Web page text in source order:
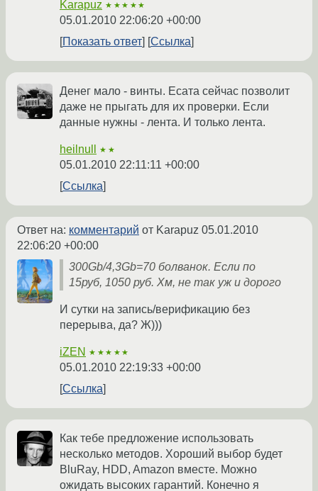
Karapuz ★★★★★
05.01.2010 22:06:20 +00:00
Показать ответ
Ссылка
Денег мало - винты. Есата сейчас позволит
даже не прыгать для их проверки. Если
данные нужны - лента. И только лента.
heilnull ★★
05.01.2010 22:11:11 +00:00
Ссылка
Ответ на: комментарий от Karapuz 05.01.2010
22:06:20 +00:00
300Gb/4,3Gb=70 болванок. Если по
15руб, 1050 руб. Хм, не так уж и дорого
И сутки на запись/верификацию без
перерыва, да? Ж)))
iZEN ★★★★★
05.01.2010 22:19:33 +00:00
Ссылка
Как тебе предложение использовать
несколько методов. Хороший выбор будет
BluRay, HDD, Amazon вместе. Можно
ожидать высоких гарантий. Конечно я